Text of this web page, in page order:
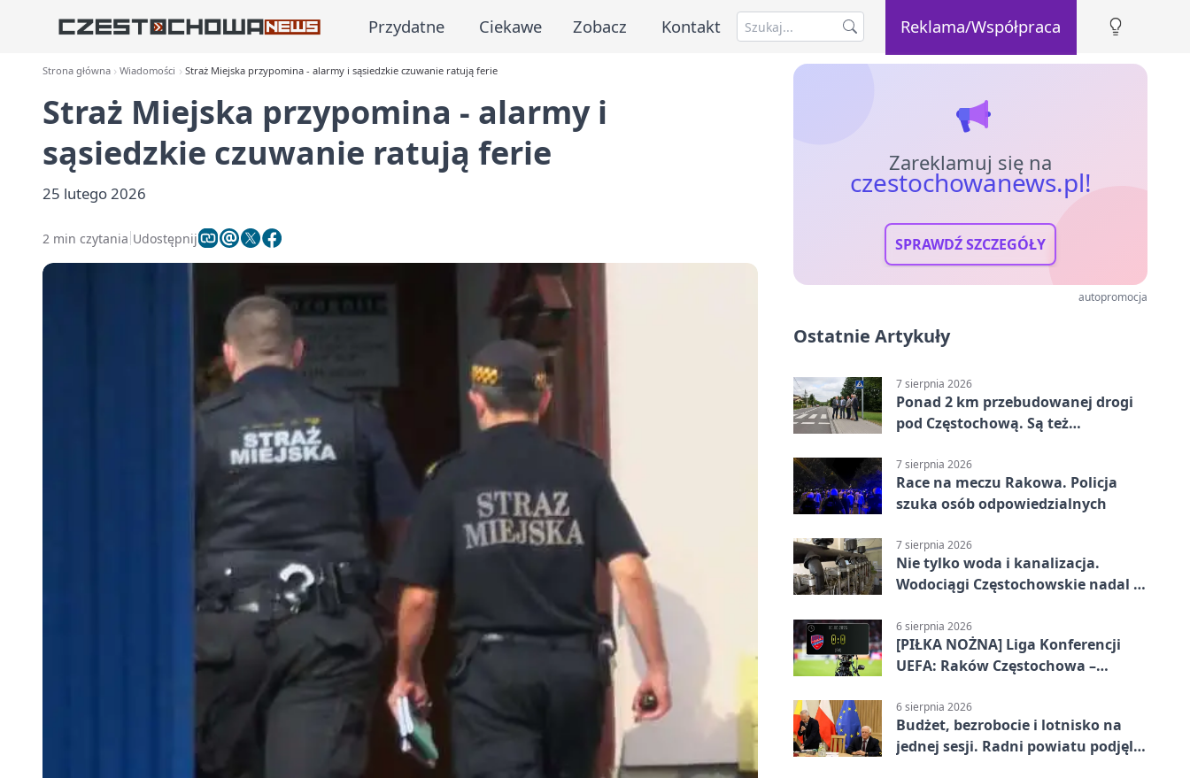
Przydatne Ciekawe Zobacz Kontakt Reklama/Współpraca
Strona główna Wiadomości Straż Miejska przypomina - alarmy i sąsiedzkie czuwanie ratują ferie
Straż Miejska przypomina - alarmy i
sąsiedzkie czuwanie ratują ferie
25 lutego 2026
2 min czytania Udostępnij
Zareklamuj się na
czestochowanews.pl!
SPRAWDŹ SZCZEGÓŁY
autopromocja
Ostatnie Artykuły
7 sierpnia 2026
Ponad 2 km przebudowanej drogi
pod Częstochową. Są też
7 sierpnia 2026
Race na meczu Rakowa. Policja
szuka osób odpowiedzialnych
7 sierpnia 2026
Nie tylko woda i kanalizacja.
Wodociągi Częstochowskie nadal w
6 sierpnia 2026
[PIŁKA NOŻNA] Liga Konferencji
UEFA: Raków Częstochowa –
meczu III rundy eliminacji
6 sierpnia 2026
Budżet, bezrobocie i lotnisko na
jednej sesji. Radni powiatu podjęli